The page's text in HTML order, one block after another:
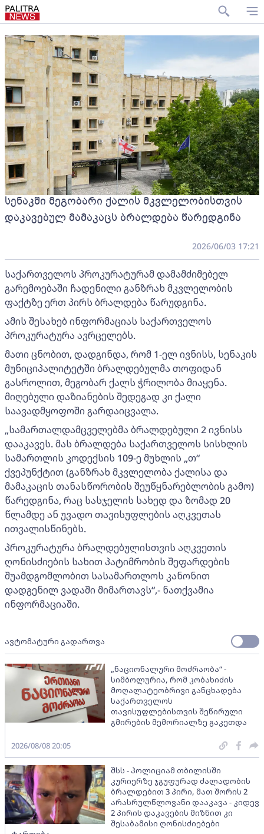
სენაკში მეგობარი ქალის მკვლელობისთვის
დაკავებულ მამაკაცს ბრალდება წარედგინა
2026/06/03 17:21
საქართველოს პროკურატურამ დამამძიმებელ
გარემოებაში ჩადენილი განზრახ მკვლელობის
ფაქტზე ერთ პირს ბრალდება წარუდგინა.
ამის შესახებ ინფორმაციას საქართველოს
პროკურატურა ავრცელებს.
მათი ცნობით, დადგინდა, რომ 1-ელ ივნისს, სენაკის
მუნიციპალიტეტში ბრალდებულმა თოფიდან
გასროლით, მეგობარ ქალს ჭრილობა მიაყენა.
მიღებული დაზიანების შედეგად კი ქალი
საავადმყოფოში გარდაიცვალა.
„სამართალდამცველებმა ბრალდებული 2 ივნისს
დააკავეს. მას ბრალდება საქართველოს სისხლის
სამართლის კოდექსის 109-ე მუხლის „თ“
ქვეპუნქტით (განზრახ მკვლელობა ქალისა და
მამაკაცის თანასწორობის შეუწყნარებლობის გამო)
წარედგინა, რაც სასჯელის სახედ და ზომად 20
წლამდე ან უვადო თავისუფლების აღკვეთას
ითვალისწინებს.
პროკურატურა ბრალდებულისთვის აღკვეთის
ღონისძიების სახით პატიმრობის შეფარდების
შუამდგომლობით სასამართლოს კანონით
დადგენილ ვადაში მიმართავს“,- ნათქვამია
ინფორმაციაში.
ავტომატური გადართვა
„ნაციონალური მოძრაობა“ -
სიმბოლურია, რომ კობახიძის
მოღალატეობრივი განცხადება
საქართველოს
თავისუფლებისთვის შეწირული
გმირების მემორიალზე გაკეთდა
2026/08/08 20:05
შსს - პოლიციამ თბილისში
კურიერზე ჯგუფურად ძალადობის
ბრალდებით 3 პირი, მათ შორის 2
არასრულწლოვანი დააკავა - კიდევ
2 პირის დაკავების მიზნით კი
შესაბამისი ღონისძიებები